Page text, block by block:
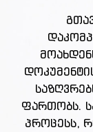
ფართობს.
პროცესს,